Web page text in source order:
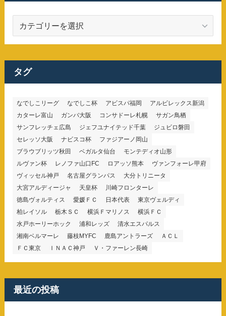
ゴ
リ
ー
タグ
なでしこリーグ なでしこ杯 アビスパ福岡
アルビレックス新潟
カターレ富山
ガンバ大阪 コンサドーレ札幌
サガン鳥栖
サンフレッチェ広島
ジェフユナイテッド千葉
ジュビロ磐田
セレッソ大阪
ナビスコ杯
ファジアーノ岡山
ブラウブリッツ秋田
ベガルタ仙台
モンテディオ山形
ルヴァン杯
レノファ山口FC ロアッソ熊本
ヴァンフォーレ甲府
ヴィッセル神戸
名古屋グランパス
大分トリニータ
大宮アルディージャ
天皇杯
川崎フロンターレ
徳島ヴォルティス
愛媛ＦＣ 日本代表
東京ヴェルディ
柏レイソル
栃木ＳＣ 横浜Ｆマリノス
横浜ＦＣ
水戸ホーリーホック
浦和レッズ
清水エスパルス
湘南ベルマーレ
藤枝MYFC 鹿島アントラーズ
ＡＣＬ
ＦＣ東京
ＩＮＡＣ神戸 Ｖ・ファーレン長崎
最近の投稿